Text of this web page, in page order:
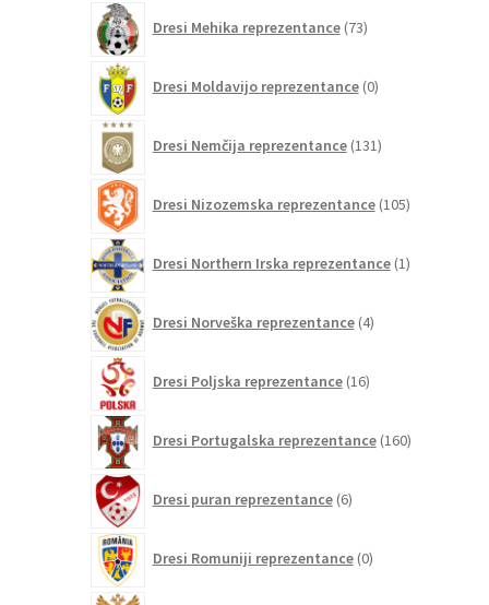
Dresi Mehika reprezentance 73izdelkov
Dresi Moldavijo reprezentance 0izdelkov
Dresi Nemčija reprezentance 131izdelkov
Dresi Nizozemska reprezentance 105izdelkov
Dresi Northern Irska reprezentance 1izdelek
Dresi Norveška reprezentance 4izdelki
Dresi Poljska reprezentance 16izdelkov
Dresi Portugalska reprezentance 160izdelkov
Dresi puran reprezentance 6izdelkov
Dresi Romuniji reprezentance 0izdelkov